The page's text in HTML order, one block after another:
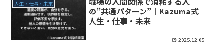
人生・仕事・未来
の”共通パターン”｜Kazuma式
人生・仕事・未来
2025.12.05